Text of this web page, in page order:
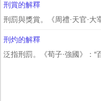
刑賞的解釋
刑灼的解釋